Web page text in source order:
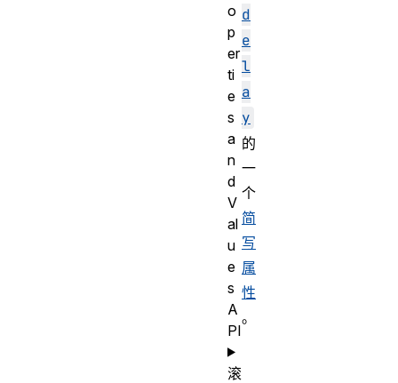
d
e
l
a
y
的
一
个
简
写
属
性
。
o
p
er
ti
e
s
a
n
d
V
al
u
e
s
A
PI
滚